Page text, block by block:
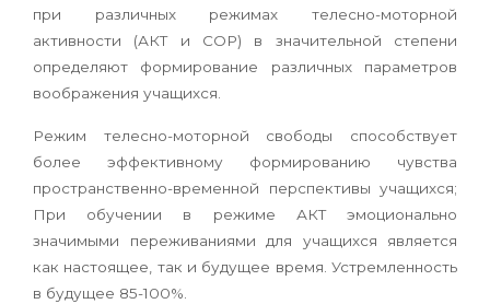
при различных режимах телесно-моторной
активности (АКТ и СОР) в значительной степени
определяют формирование различных параметров
воображения учащихся.
Режим телесно-моторной свободы способствует
более эффективному формированию чувства
пространственно-временной перспективы учащихся;
При обучении в режиме АКТ эмоционально
значимыми переживаниями для учащихся является
как настоящее, так и будущее время. Устремленность
в будущее 85-100%.